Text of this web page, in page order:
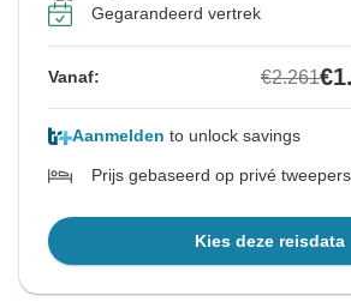
Gegarandeerd vertrek
Vanaf: €2.261
Aanmelden to unlock savings
Prijs gebaseerd op privé
Kies deze reisdata